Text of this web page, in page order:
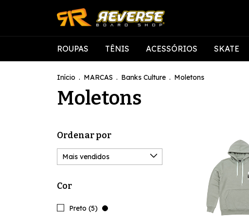
ROUPAS TÊNIS ACESSÓRIOS SKATE
Início . MARCAS . Banks Culture . Moletons
Moletons
Ordenar por
Cor
Preto (5)